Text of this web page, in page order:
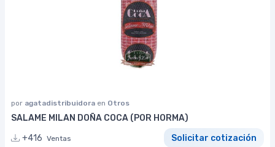
por agatadistribuidora en Otros
SALAME MILAN DOÑA COCA (POR HORMA)
+416 Ventas Solicitar cotización